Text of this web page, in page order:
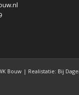
Bouw | Realistatie: Bij